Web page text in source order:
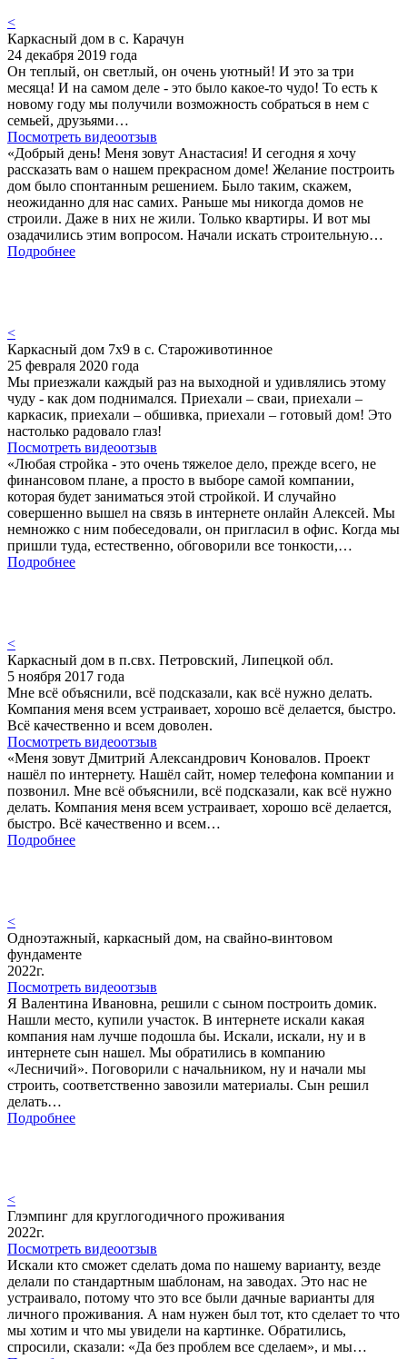
<
Каркасный дом в с. Карачун
24 декабря 2019 года
Он теплый, он светлый, он очень уютный! И это за три
месяца! И на самом деле - это было какое-то чудо! То есть к
новому году мы получили возможность собраться в нем с
семьей, друзьями…
Посмотреть видеоотзыв
«Добрый день! Меня зовут Анастасия! И сегодня я хочу
рассказать вам о нашем прекрасном доме! Желание построить
дом было спонтанным решением. Было таким, скажем,
неожиданно для нас самих. Раньше мы никогда домов не
строили. Даже в них не жили. Только квартиры. И вот мы
озадачились этим вопросом. Начали искать строительную…
Подробнее
<
Каркасный дом 7х9 в с. Староживотинное
25 февраля 2020 года
Мы приезжали каждый раз на выходной и удивлялись этому
чуду - как дом поднимался. Приехали – сваи, приехали –
каркасик, приехали – обшивка, приехали – готовый дом! Это
настолько радовало глаз!
Посмотреть видеоотзыв
«Любая стройка - это очень тяжелое дело, прежде всего, не
финансовом плане, а просто в выборе самой компании,
которая будет заниматься этой стройкой. И случайно
совершенно вышел на связь в интернете онлайн Алексей. Мы
немножко с ним побеседовали, он пригласил в офис. Когда мы
пришли туда, естественно, обговорили все тонкости,…
Подробнее
<
Каркасный дом в п.свх. Петровский, Липецкой обл.
5 ноября 2017 года
Мне всё объяснили, всё подсказали, как всё нужно делать.
Компания меня всем устраивает, хорошо всё делается, быстро.
Всё качественно и всем доволен.
Посмотреть видеоотзыв
«Меня зовут Дмитрий Александрович Коновалов. Проект
нашёл по интернету. Нашёл сайт, номер телефона компании и
позвонил. Мне всё объяснили, всё подсказали, как всё нужно
делать. Компания меня всем устраивает, хорошо всё делается,
быстро. Всё качественно и всем…
Подробнее
<
Одноэтажный, каркасный дом, на свайно-винтовом
фундаменте
2022г.
Посмотреть видеоотзыв
Я Валентина Ивановна, решили с сыном построить домик.
Нашли место, купили участок. В интернете искали какая
компания нам лучше подошла бы. Искали, искали, ну и в
интернете сын нашел. Мы обратились в компанию
«Лесничий». Поговорили с начальником, ну и начали мы
строить, соответственно завозили материалы. Сын решил
делать…
Подробнее
<
Глэмпинг для круглогодичного проживания
2022г.
Посмотреть видеоотзыв
Искали кто сможет сделать дома по нашему варианту, везде
делали по стандартным шаблонам, на заводах. Это нас не
устраивало, потому что это все были дачные варианты для
личного проживания. А нам нужен был тот, кто сделает то что
мы хотим и что мы увидели на картинке. Обратились,
спросили, сказали: «Да без проблем все сделаем», и мы…